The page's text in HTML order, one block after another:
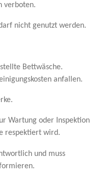
verboten.
nicht genutzt werden.
Bettwäsche.
anfallen.
Wartung oder Inspektion
respektiert wird.
und muss